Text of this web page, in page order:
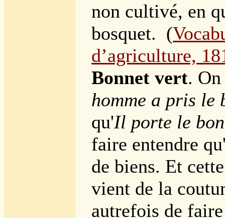
non cultivé, en
bosquet. (
d’agriculture,
Bonnet vert.
homme a pris le
qu'Il porte le
faire entendre
de biens. Et
vient de la
autrefois de